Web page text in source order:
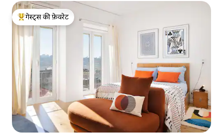
गेस्ट्स का टॉप फ़ेवरेट
गेस्ट्स की फ़ेवरेट